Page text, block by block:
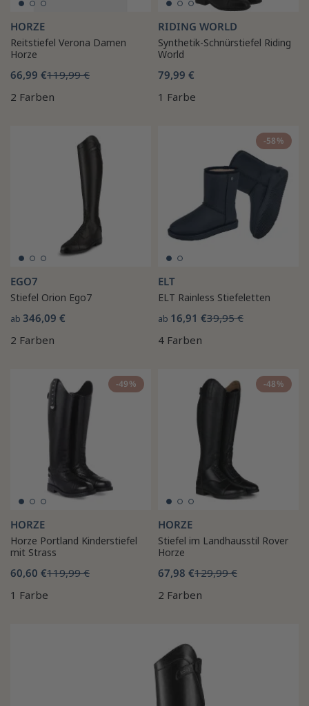
HORZE
Reitstiefel Verona Damen
Horze
66,99 €119,99 €
2 Farben
RIDING WORLD
Synthetik-Schnürstiefel Riding
World
79,99 €
1 Farbe
EGO7
Stiefel Orion Ego7
ab 346,09 €
2 Farben
-58%
ELT
ELT Rainless Stiefeletten
ab 16,91 €39,95 €
4 Farben
-49%
HORZE
Horze Portland Kinderstiefel
mit Strass
60,60 €119,99 €
1 Farbe
-48%
HORZE
Stiefel im Landhausstil Rover
Horze
67,98 €129,99 €
2 Farben